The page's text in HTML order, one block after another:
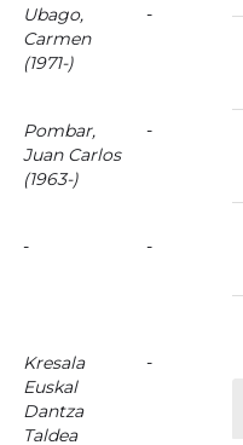
Ubago,
Carmen
(1971-)
-
Pombar,
Juan Carlos
(1963-)
-
- -
Kresala
Euskal
Dantza
Taldea
-